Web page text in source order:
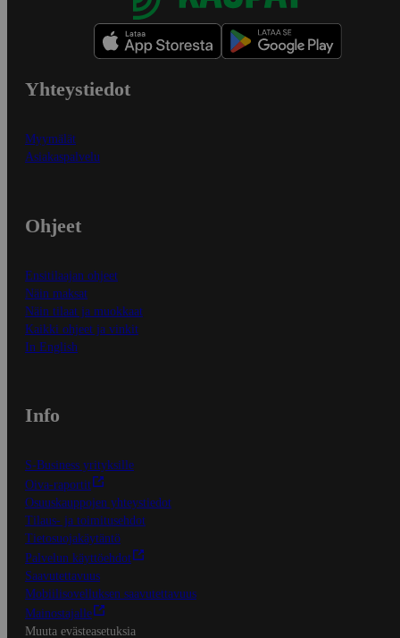
Yhteystiedot
Myymälät
Asiakaspalvelu
Ohjeet
Ensitilaajan ohjeet
Näin maksat
Näin tilaat ja muokkaat
Kaikki ohjeet ja vinkit
In English
Info
S-Business yrityksille
Oiva-raportit
Osuuskauppojen yhteystiedot
Tilaus- ja toimitusehdot
Tietosuojakäytäntö
Palvelun käyttöehdot
Saavutettavuus
Mobiilisovelluksen saavutettavuus
Mainostajalle
Muuta evästeasetuksia